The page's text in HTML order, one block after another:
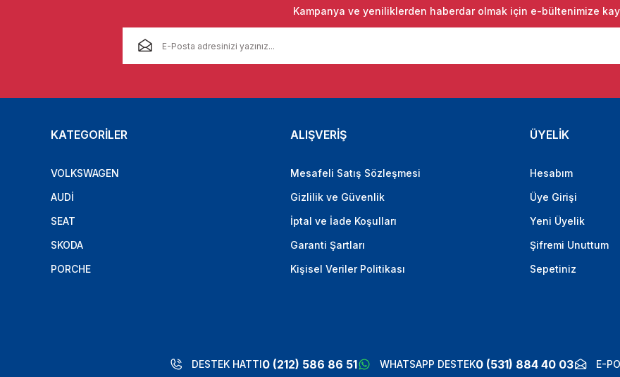
Kampanya ve yeniliklerden haberdar olmak için e-bültenimize
KATEGORİLER
VOLKSWAGEN
AUDİ
SEAT
SKODA
PORCHE
ALIŞVERİŞ
Mesafeli Satış Sözleşmesi
Gizlilik ve Güvenlik
İptal ve İade Koşulları
Garanti Şartları
Kişisel Veriler Politikası
ÜYELİK
Hesabım
Üye Girişi
Yeni Üyelik
Şifremi Unuttum
Sepetiniz
DESTEK HATTI0 (212) 586 86 51 WHATSAPP DESTEK0 (531) 884 40 03 E-